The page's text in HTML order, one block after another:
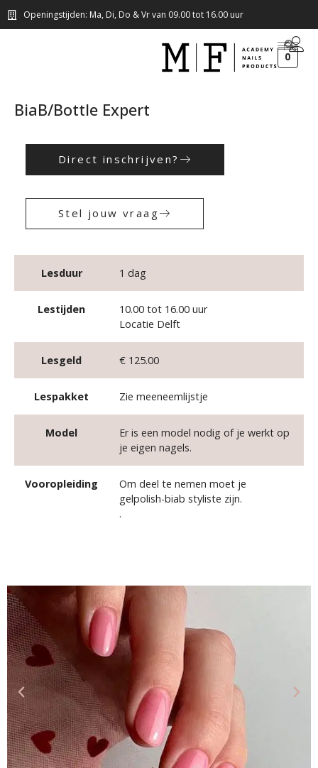
Openingstijden: Ma, Di, Do & Vr van 09.00 tot 16.00 uur
0
BiaB/Bottle Expert
Direct inschrijven?
Stel jouw vraag
Lesduur 1 dag
Lestijden
10.00 tot 16.00 uur
Locatie Delft
Lesgeld € 125.00
Lespakket Zie meeneemlijstje
Model
Er is een model nodig of je werkt op
je eigen nagels.
Vooropleiding
Om deel te nemen moet je
gelpolish-biab styliste zijn.
.